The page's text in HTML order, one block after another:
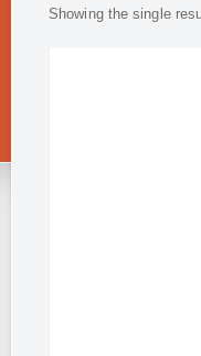
Showing the single